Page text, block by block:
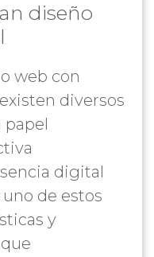
diseño
web con
diversos
papel
digital
de estos
y